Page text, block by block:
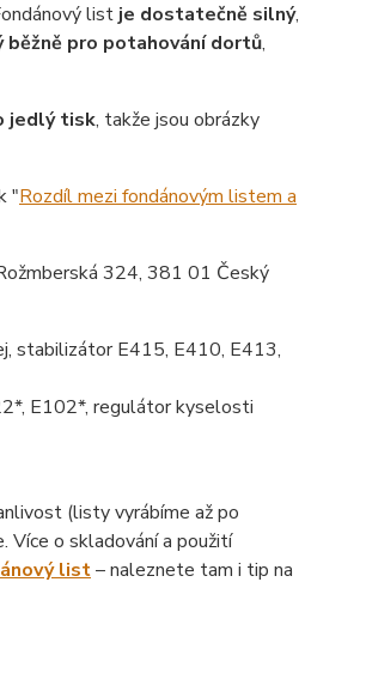
list je dostatečně silný,
pro potahování dortů,
jedlý tisk, takže jsou obrázky
"Rozdíl mezi fondánovým listem a
324, 381 01 Český
stabilizátor E415, E410, E413,
E102*, regulátor kyselosti
(listy vyrábíme až po
Více o skladování a použití
list– naleznete tam i tip na